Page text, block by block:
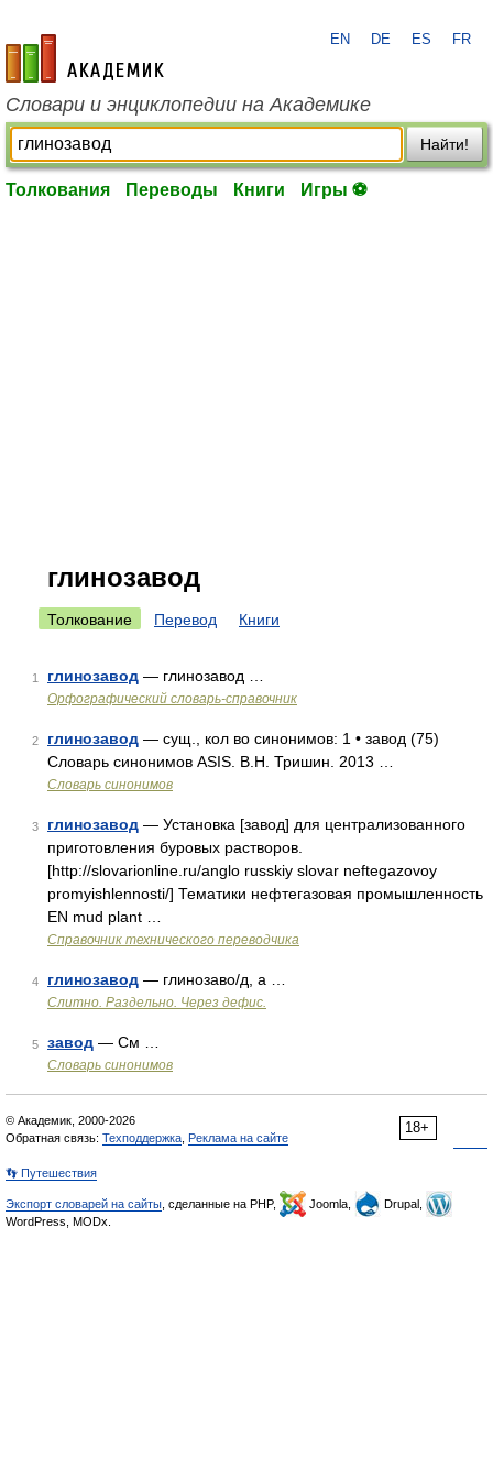
academic.ru
EN DE ES FR
Словари и энциклопедии на Академике
Найти!
Толкования Переводы Книги Игры ⚽
глинозавод
Толкование Перевод Книги
1 глинозавод — глинозавод …
Орфографический словарь-справочник
2 глинозавод — сущ., кол во синонимов: 1 • завод (75)
Словарь синонимов ASIS. В.Н. Тришин. 2013 …
Словарь синонимов
3 глинозавод — Установка [завод] для централизованного
приготовления буровых растворов.
[http://slovarionline.ru/anglo russkiy slovar neftegazovoy
promyishlennosti/] Тематики нефтегазовая промышленность
EN mud plant …
Справочник технического переводчика
4 глинозавод — глинозаво/д, а …
Слитно. Раздельно. Через дефис.
5 завод — См …
Словарь синонимов
18+
© Академик, 2000-2026
Обратная связь: Техподдержка Реклама на сайте
👣 Путешествия
Экспорт словарей на сайты , сделанные на PHP, Joomla,
Drupal,
WordPress, MODx.